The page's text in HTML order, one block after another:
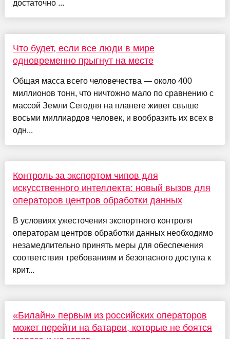
достаточно ...
Что будет, если все люди в мире
одновременно прыгнут на месте
Общая масса всего человечества — около 400
миллионов тонн, что ничтожно мало по сравнению с
массой Земли Сегодня на планете живет свыше
восьми миллиардов человек, и вообразить их всех в
одн...
Контроль за экспортом чипов для
искусственного интеллекта: новый вызов для
операторов центров обработки данных
В условиях ужесточения экспортного контроля
операторам центров обработки данных необходимо
незамедлительно принять меры для обеспечения
соответствия требованиям и безопасного доступа к
крит...
«Билайн» первым из российских операторов
может перейти на батареи, которые не боятся